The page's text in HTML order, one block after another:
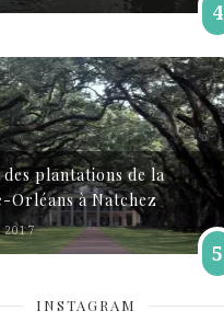
4
plantations de la
Orléans à Natchez
2017
5
INSTAGRAM